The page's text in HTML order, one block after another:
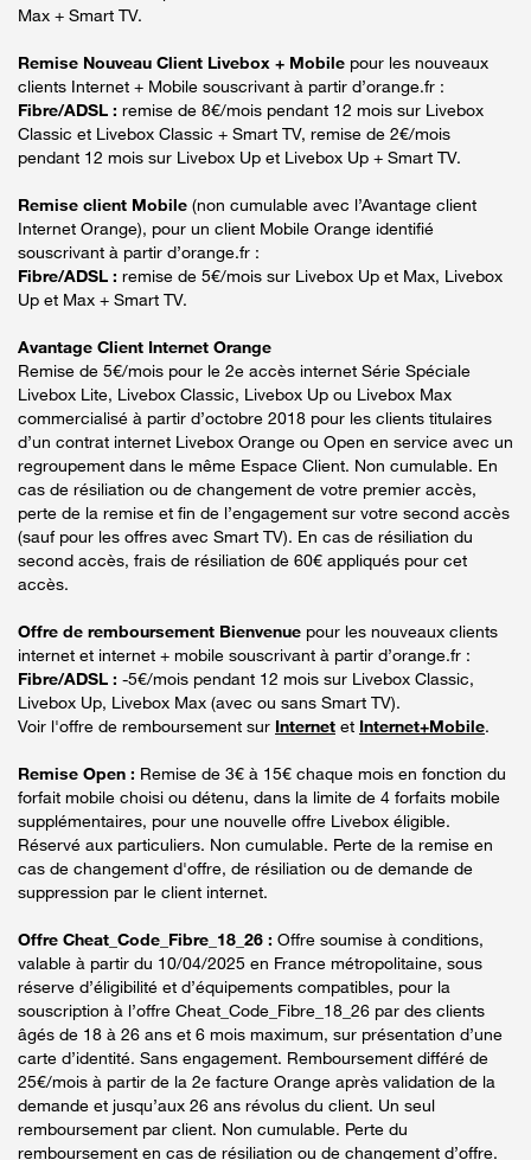
Max + Smart TV.
Remise Nouveau Client Livebox + Mobile pour les nouveaux
clients Internet + Mobile souscrivant à partir d’orange.fr :
Fibre/ADSL : remise de 8€/mois pendant 12 mois sur Livebox
Classic et Livebox Classic + Smart TV, remise de 2€/mois
pendant 12 mois sur Livebox Up et Livebox Up + Smart TV.
Remise client Mobile (non cumulable avec l’Avantage client
Internet Orange), pour un client Mobile Orange identifié
souscrivant à partir d’orange.fr :
Fibre/ADSL : remise de 5€/mois sur Livebox Up et Max, Livebox
Up et Max + Smart TV.
Avantage Client Internet Orange
Remise de 5€/mois pour le 2e accès internet Série Spéciale
Livebox Lite, Livebox Classic, Livebox Up ou Livebox Max
commercialisé à partir d’octobre 2018 pour les clients titulaires
d’un contrat internet Livebox Orange ou Open en service avec un
regroupement dans le même Espace Client. Non cumulable. En
cas de résiliation ou de changement de votre premier accès,
perte de la remise et fin de l’engagement sur votre second accès
(sauf pour les offres avec Smart TV). En cas de résiliation du
second accès, frais de résiliation de 60€ appliqués pour cet
accès.
Offre de remboursement Bienvenue pour les nouveaux clients
internet et internet + mobile souscrivant à partir d’orange.fr :
Fibre/ADSL : -5€/mois pendant 12 mois sur Livebox Classic,
Livebox Up, Livebox Max (avec ou sans Smart TV).
Voir l'offre de remboursement sur Internet et Internet+Mobile.
Remise Open : Remise de 3€ à 15€ chaque mois en fonction du
forfait mobile choisi ou détenu, dans la limite de 4 forfaits mobile
supplémentaires, pour une nouvelle offre Livebox éligible.
Réservé aux particuliers. Non cumulable. Perte de la remise en
cas de changement d'offre, de résiliation ou de demande de
suppression par le client internet.
Offre Cheat_Code_Fibre_18_26 : Offre soumise à conditions,
valable à partir du 10/04/2025 en France métropolitaine, sous
réserve d’éligibilité et d’équipements compatibles, pour la
souscription à l’offre Cheat_Code_Fibre_18_26 par des clients
âgés de 18 à 26 ans et 6 mois maximum, sur présentation d’une
carte d’identité. Sans engagement. Remboursement différé de
25€/mois à partir de la 2e facture Orange après validation de la
demande et jusqu’aux 26 ans révolus du client. Un seul
remboursement par client. Non cumulable. Perte du
remboursement en cas de résiliation ou de changement d’offre.